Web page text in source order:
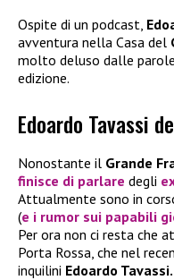
Ospite di un podcast,
avventura nella Casa del
molto deluso dalle
edizione.
Edoardo Tavassi
Nonostante il Grande
finisce di parlare degli
Attualmente sono in
(e i rumor sui papabili
Per ora non ci resta che
Porta Rossa, che nel
inquilini Edoardo Tavassi.